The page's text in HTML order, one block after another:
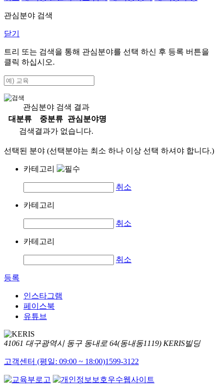
관심분야 검색
닫기
트리 또는 검색을 통해 관심분야를 선택 하신 후 등록 버튼을
클릭 하십시오.
관심분야 검색 결과
대분류
중분류
관심분야명
검색결과가 없습니다.
선택된 분야 (선택분야는 최소 하나 이상 선택 하셔야 합니다.)
카테고리
취소
카테고리
취소
카테고리
취소
등록
인스타그램
페이스북
유튜브
41061 대구광역시 동구 동내로 64(동내동1119) KERIS빌딩
고객센터 (평일: 09:00 ~ 18:00)1599-3122